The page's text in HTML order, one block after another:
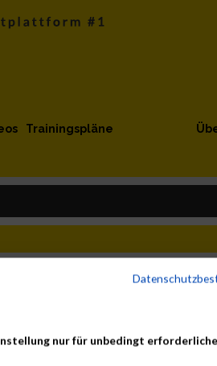
Trainingspläne
Verein Net
0000 GER MeinAuto.de
nur für unbedingt